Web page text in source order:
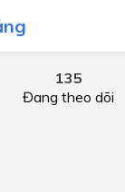
135
Đang theo dõi